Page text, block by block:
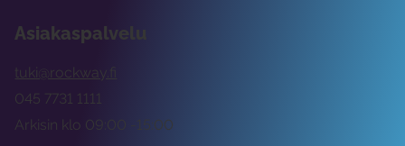
Asiakaspalvelu
tuki@rockway.fi
Arkisin klo 09:00 -15:00
045 7731 1111